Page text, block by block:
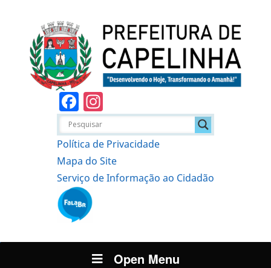
Facebook
Política de Privacidade
Mapa do Site
Serviço de Informação ao Cidadão
Open Menu